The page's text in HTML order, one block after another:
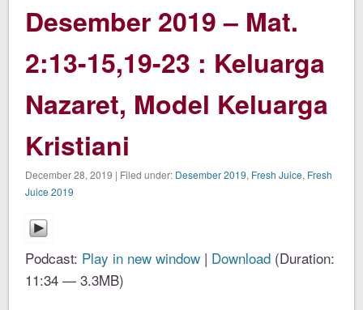
Desember 2019 – Mat.
2:13-15,19-23 : Keluarga
Nazaret, Model Keluarga
Kristiani
December 28, 2019 | Filed under: Desember 2019, Fresh Juice, Fresh
Juice 2019
Podcast: Play in new window | Download (Duration:
11:34 — 3.3MB)